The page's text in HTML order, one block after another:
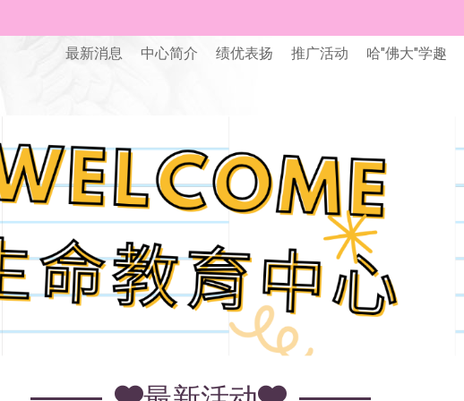
最新消息 中心简介 绩优表扬 推广活动 哈"佛大"学趣